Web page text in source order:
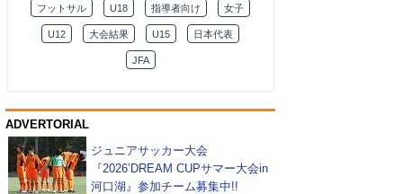
フットサル U18 指導者向け 女子
U12 大会結果 U15 日本代表
JFA
ADVERTORIAL
ジュニアサッカー大会
『2026’DREAM CUPサマー大会in
河口湖』参加チーム募集中!!